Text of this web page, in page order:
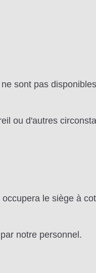
sont pas
ou d'autres
le siège à
notre personnel.